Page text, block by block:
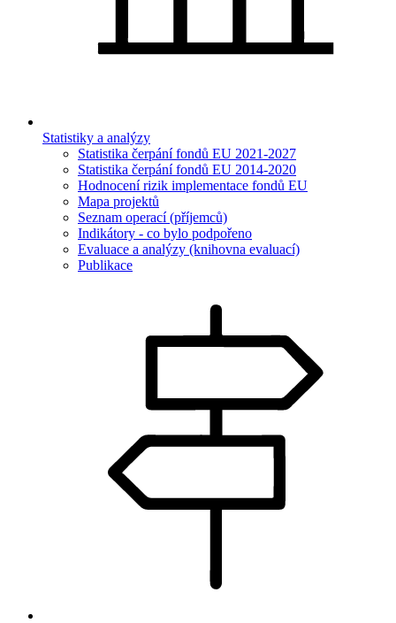
Statistiky a analýzy
Statistika čerpání fondů EU 2021-2027
Statistika čerpání fondů EU 2014-2020
Hodnocení rizik implementace fondů EU
Mapa projektů
Seznam operací (příjemců)
Indikátory - co bylo podpořeno
Evaluace a analýzy (knihovna evaluací)
Publikace